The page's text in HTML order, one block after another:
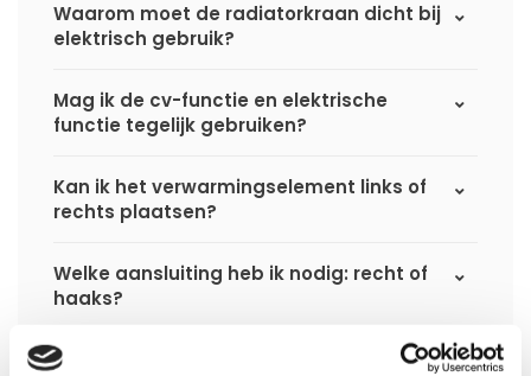
Waarom moet de radiatorkraan dicht bij
elektrisch gebruik?
Mag ik de cv-functie en elektrische
functie tegelijk gebruiken?
Kan ik het verwarmingselement links of
rechts plaatsen?
Welke aansluiting heb ik nodig: recht of
haaks?
Kan ik deze hybride handdoekradiator